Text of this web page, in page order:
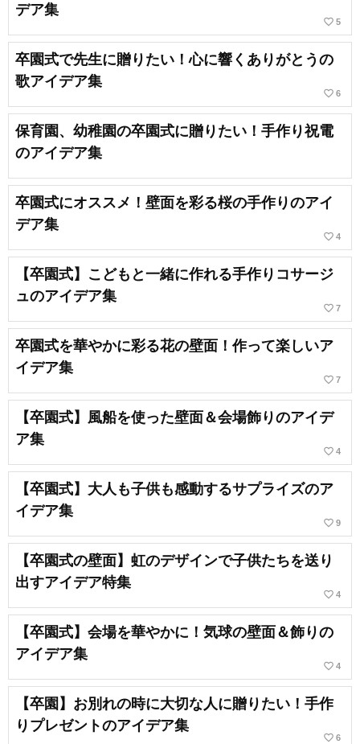
デア集
favorite_border 5
卒園式で先生に贈りたい！心に響くありがとうの
歌アイデア集
favorite_border 6
保育園、幼稚園の卒園式に贈りたい！手作り祝電
のアイデア集
卒園式にオススメ！壁面を彩る桜の手作りのアイ
デア集
favorite_border 4
【卒園式】こどもと一緒に作れる手作りコサージ
ュのアイデア集
favorite_border 7
卒園式を華やかに彩る花の壁面！作って楽しいア
イデア集
favorite_border 7
【卒園式】風船を使った壁面＆会場飾りのアイデ
ア集
favorite_border 4
【卒園式】大人も子供も感動するサプライズのア
イデア集
favorite_border 9
【卒園式の壁面】虹のデザインで子供たちを送り
出すアイデア特集
favorite_border 4
【卒園式】会場を華やかに！気球の壁面＆飾りの
アイデア集
favorite_border 4
【卒園】お別れの時に大切な人に贈りたい！手作
りプレゼントのアイデア集
favorite_border 6